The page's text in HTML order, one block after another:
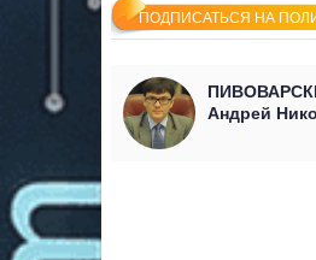
ПОДПИСАТЬСЯ НА
Андрей